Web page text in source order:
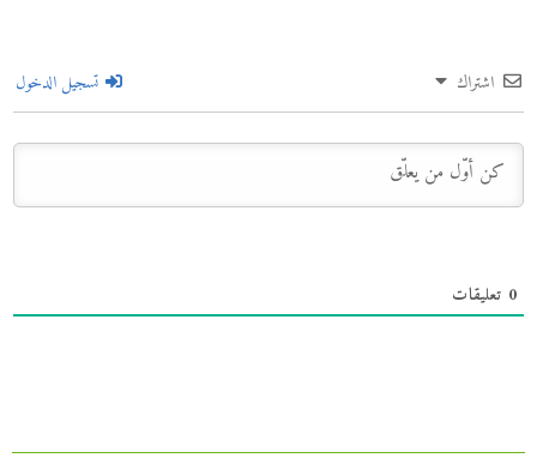
اشتراك تسجيل الدخول
0 تعليقات